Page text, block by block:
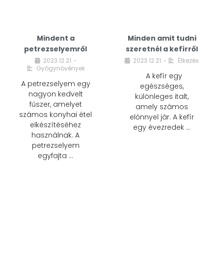
Mindent a
petrezselyemről
2023.12.21. •
Gyógynövények
A petrezselyem egy
nagyon kedvelt
fűszer, amelyet
számos konyhai étel
elkészítéséhez
használnak. A
petrezselyem
egyfajta …
Minden amit tudni
szeretnél a kefírről
2023.12.21. • Étkezés
A kefír egy
egészséges,
különleges italt,
amely számos
előnnyel jár. A kefír
egy évezredek …